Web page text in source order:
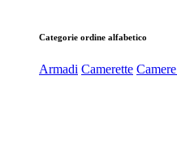
Categorie ordine alfabetico
Armadi Camerette